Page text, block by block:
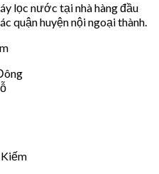
lọc nước tại nhà hàng đầu
quận huyện nội ngoại thành.